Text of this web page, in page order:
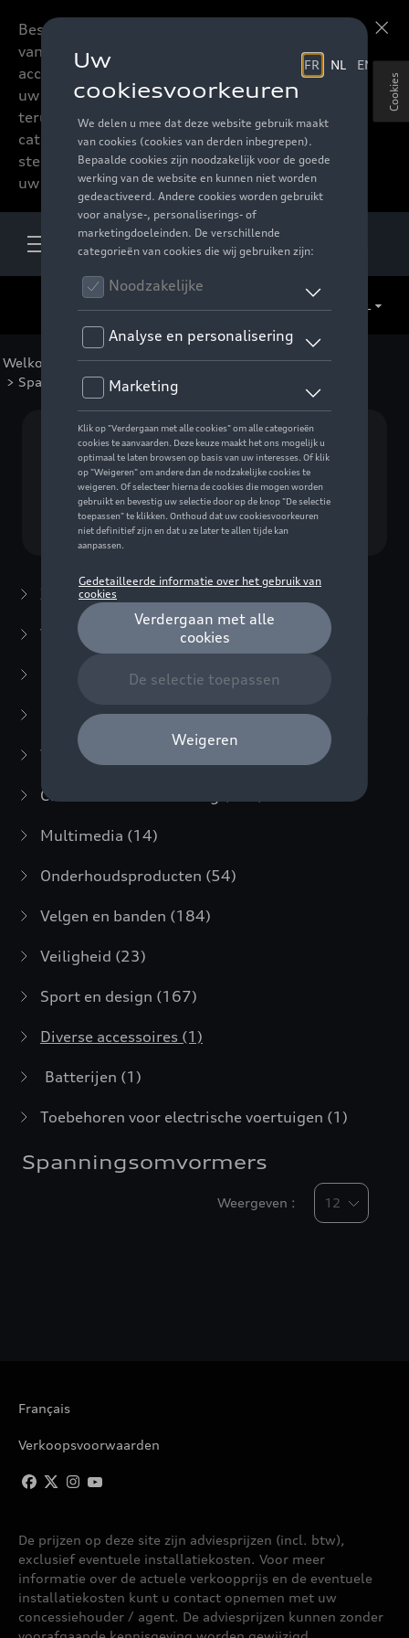
Beste accessoires-lovers,
vanaf nu kan u het hele
accessoire assortiment van
uw favoriete merk
terugvinden in de online
catalogus. Deze kunnen
steeds besteld worden via
uw verdeler.
Welkom Voor uw Audi >Diverse accessoires
> Spanningsomvormers
Geen model geselecteerd (Alles weergeven)
Kies een model
Zomeraccessoires
Winteraccessoires (20)
E-mobiliteit(6)
Transport
Comfort en bescherming
Multimedia (14)
Onderhoudsproducten (54)
Velgen en banden (184)
Veiligheid (23)
Sport en design (167)
Diverse accessoires (1)
Batterijen (1)
Toebehoren voor electrische voertuigen (1)
Spanningsomvormers
Weergeven :
Français
Verkoopsvoorwaarden
De prijzen op deze site zijn adviesprijzen (incl. btw),
exclusief eventuele installatiekosten. Voor meer
informatie over de actuele verkoopprijs en de eventuele
installatiekosten kunt u contact opnemen met uw
concessiehouder / agent. De adviesprijzen kunnen zonder
Cookies